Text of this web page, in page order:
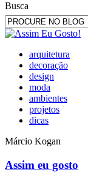
Busca
arquitetura
decoração
design
moda
ambientes
projetos
dicas
Márcio Kogan
Assim eu gosto